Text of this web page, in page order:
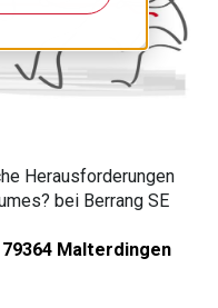
Herausforderungen
bei Berrang SE
Malterdingen